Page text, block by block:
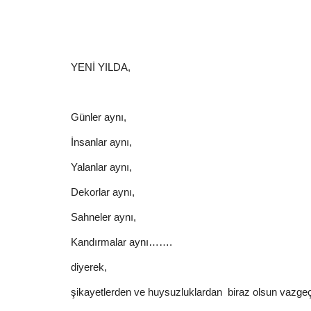
YENİ YILDA,
Günler aynı,
İnsanlar aynı,
Yalanlar aynı,
Dekorlar aynı,
Sahneler aynı,
Kandırmalar aynı…….
diyerek,
şikayetlerden ve huysuzluklardan biraz olsun